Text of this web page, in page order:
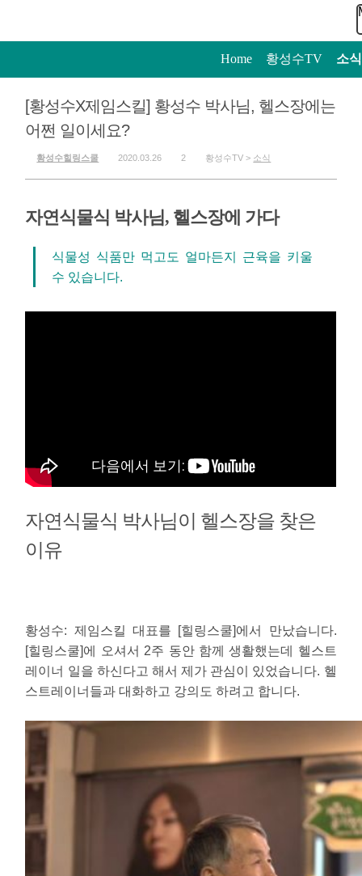
Home 황성수TV 소식
[황성수X제임스킬] 황성수 박사님, 헬스장에는
어쩐 일이세요?
황성수힐링스쿨 2020.03.26 2 황성수TV > 소식
자연식물식 박사님, 헬스장에 가다
식물성 식품만 먹고도 얼마든지 근육을 키울
수 있습니다.
자연식물식 박사님이 헬스장을 찾은
이유
황성수: 제임스킬 대표를 [힐링스쿨]에서 만났습니다.
[힐링스쿨]에 오셔서 2주 동안 함께 생활했는데 헬스트
레이너 일을 하신다고 해서 제가 관심이 있었습니다. 헬
스트레이너들과 대화하고 강의도 하려고 합니다.